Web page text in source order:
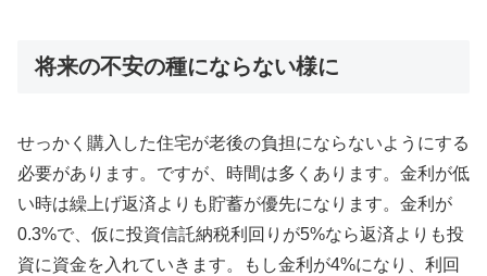
将来の不安の種にならない様に
せっかく購入した住宅が老後の負担にならないようにする
必要があります。ですが、時間は多くあります。金利が低
い時は繰上げ返済よりも貯蓄が優先になります。金利が
0.3%で、仮に投資信託納税利回りが5%なら返済よりも投
資に資金を入れていきます。もし金利が4%になり、利回